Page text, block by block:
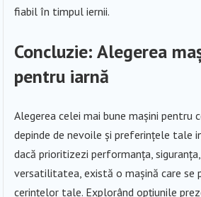
fiabil în timpul iernii.
Concluzie: Alegerea
pentru iarnă
Alegerea celei mai bune mașini pentru
depinde de nevoile și preferințele tale
dacă prioritizezi performanța,
versatilitatea, există o mașină care
cerințelor tale. Explorând opțiunile